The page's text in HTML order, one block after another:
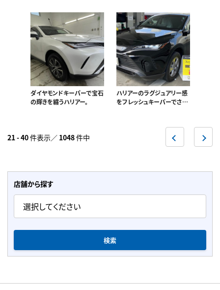
ダイヤモンドキーパーで宝石
の輝きを纏うハリアー。
ハリアーのラグジュアリー感
をフレッシュキーパーでさら
21 - 40件表示／ 1048件中
へ
次
へ
店舗から探す
検索